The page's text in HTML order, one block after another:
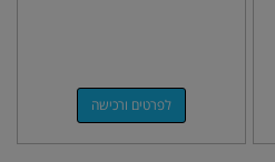
לפרטים ורכישה